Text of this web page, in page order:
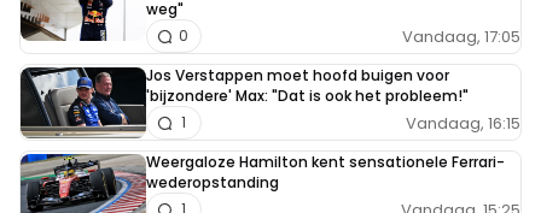
weg"
Vandaag, 17:05
0
Jos Verstappen moet hoofd buigen voor
'bijzondere' Max: "Dat is ook het probleem!"
Vandaag, 16:15
1
Weergaloze Hamilton kent sensationele Ferrari-
wederopstanding